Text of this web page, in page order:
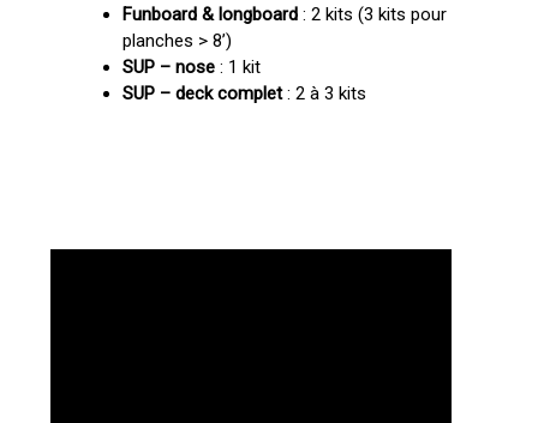
Funboard & longboard: 2 kits (3 kits pour
planches > 8’)
SUP – nose: 1 kit
SUP – deck complet: 2 à 3 kits